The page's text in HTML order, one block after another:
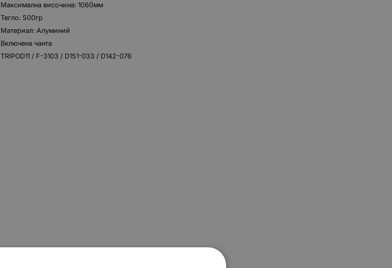
Максимална височина: 1060мм
Тегло: 500гр
Материал: Алуминий
Включена чанта
TRIPOD11 / F-3103 / D151-033 / D142-076